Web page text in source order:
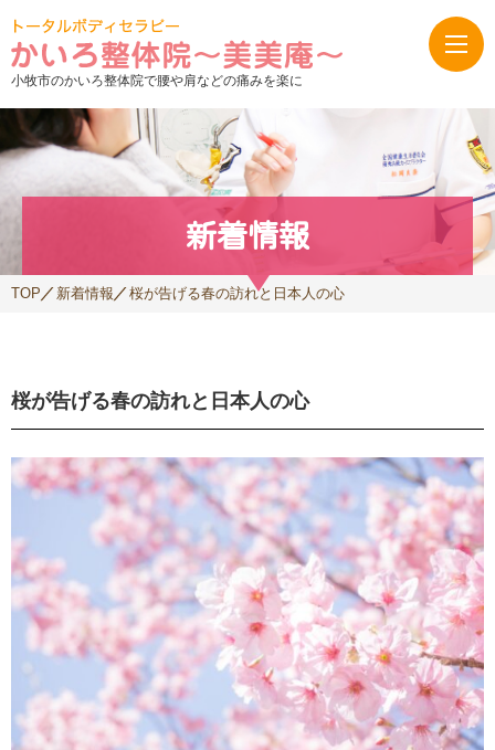
小牧市のかいろ整体院で腰や肩などの痛みを楽に
新着情報
TOP 新着情報 桜が告げる春の訪れと日本人の心
桜が告げる春の訪れと日本人の心